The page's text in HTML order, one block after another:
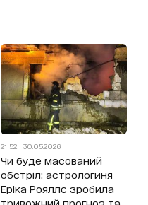
21:52 | 30.05.2026
Чи буде масований
обстріл: астрологиня
Еріка Рояллс зробила